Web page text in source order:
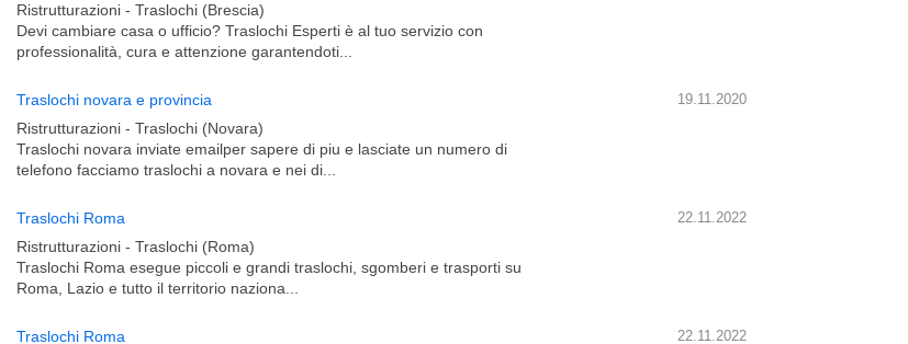
Ristrutturazioni - Traslochi (Brescia)
Devi cambiare casa o ufficio? Traslochi Esperti è al tuo servizio con
professionalità, cura e attenzione garantendoti...
19.11.2020
Traslochi novara e provincia
Ristrutturazioni - Traslochi (Novara)
Traslochi novara inviate emailper sapere di piu e lasciate un numero di
telefono facciamo traslochi a novara e nei di...
22.11.2022
Traslochi Roma
Ristrutturazioni - Traslochi (Roma)
Traslochi Roma esegue piccoli e grandi traslochi, sgomberi e trasporti su
Roma, Lazio e tutto il territorio naziona...
22.11.2022
Traslochi Roma